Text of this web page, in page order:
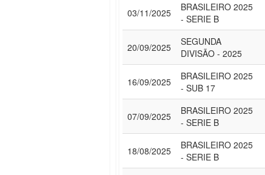
03/11/2025
BRASILEIRO 2025
- SERIE B
20/09/2025
SEGUNDA
DIVISÃO - 2025
16/09/2025
BRASILEIRO 2025
- SUB 17
07/09/2025
BRASILEIRO 2025
- SERIE B
18/08/2025
BRASILEIRO 2025
- SERIE B